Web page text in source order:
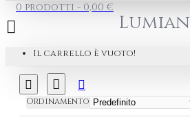
0 prodotti - 0,00 €
Il carrello è vuoto!
Lumian
Ordinamento